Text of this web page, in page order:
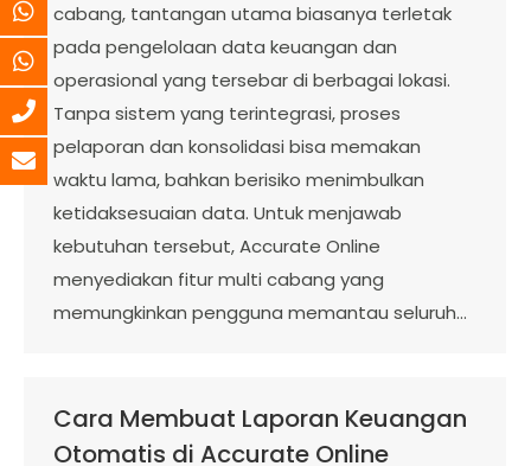
cabang, tantangan utama biasanya terletak
pada pengelolaan data keuangan dan
operasional yang tersebar di berbagai lokasi.
Tanpa sistem yang terintegrasi, proses
pelaporan dan konsolidasi bisa memakan
waktu lama, bahkan berisiko menimbulkan
ketidaksesuaian data. Untuk menjawab
kebutuhan tersebut, Accurate Online
menyediakan fitur multi cabang yang
memungkinkan pengguna memantau seluruh…
Cara Membuat Laporan Keuangan
Otomatis di Accurate Online